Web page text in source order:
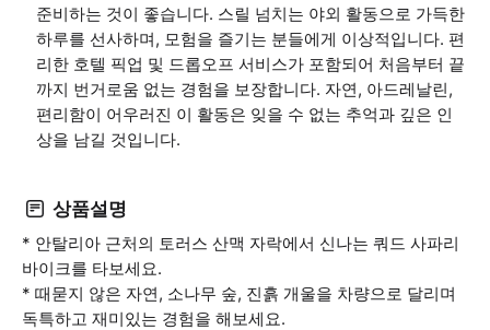
준비하는 것이 좋습니다. 스릴 넘치는 야외 활동으로 가득한
하루를 선사하며, 모험을 즐기는 분들에게 이상적입니다. 편
리한 호텔 픽업 및 드롭오프 서비스가 포함되어 처음부터 끝
까지 번거로움 없는 경험을 보장합니다. 자연, 아드레날린,
편리함이 어우러진 이 활동은 잊을 수 없는 추억과 깊은 인
상을 남길 것입니다.
상품설명
* 안탈리아 근처의 토러스 산맥 자락에서 신나는 쿼드 사파리
바이크를 타보세요.
* 때묻지 않은 자연, 소나무 숲, 진흙 개울을 차량으로 달리며
독특하고 재미있는 경험을 해보세요.